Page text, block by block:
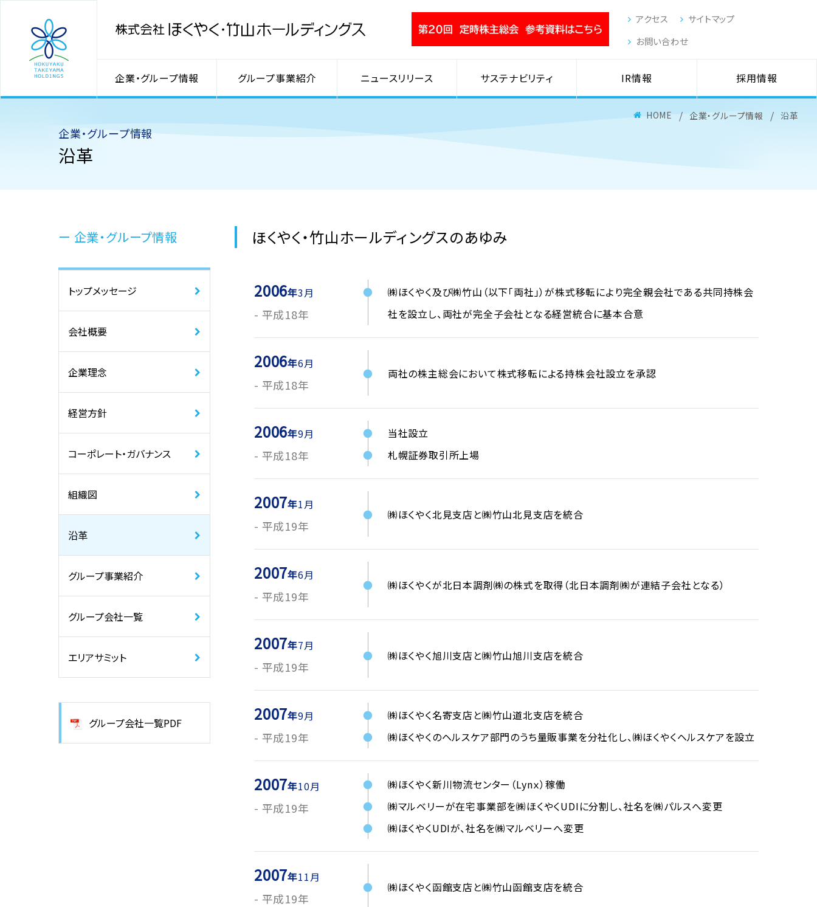
アクセス
サイトマップ
お問い合わせ
企業・グループ情報 グループ事業紹介 ニュースリリース サステナビリティ IR情報 採用情報
HOME 企業・グループ情報 沿革
企業・グループ情報
沿革
企業・グループ情報
トップメッセージ
会社概要
企業理念
経営方針
コーポレート・ガバナンス
組織図
沿革
グループ事業紹介
グループ会社一覧
エリアサミット
グループ会社一覧PDF
ほくやく・竹山ホールディングスのあゆみ
2006 3月
平成18年
㈱ほくやく及び㈱竹山（以下「両社」）が株式移転により完全親会社である共同持株会
社を設立し、両社が完全子会社となる経営統合に基本合意
2006 6月
平成18年
両社の株主総会において株式移転による持株会社設立を承認
2006 9月
平成18年
当社設立
札幌証券取引所上場
2007 1月
平成19年
㈱ほくやく北見支店と㈱竹山北見支店を統合
2007 6月
平成19年
㈱ほくやくが北日本調剤㈱の株式を取得（北日本調剤㈱が連結子会社となる）
2007 7月
平成19年
㈱ほくやく旭川支店と㈱竹山旭川支店を統合
2007 9月
平成19年
㈱ほくやく名寄支店と㈱竹山道北支店を統合
㈱ほくやくのヘルスケア部門のうち量販事業を分社化し、㈱ほくやくヘルスケアを設立
2007 10月
平成19年
㈱ほくやく新川物流センター（Lynｘ）稼働
㈱マルベリーが在宅事業部を㈱ほくやくUDIに分割し、社名を㈱パルスへ変更
㈱ほくやくUDIが、社名を㈱マルベリーへ変更
2007 11月
平成19年
㈱ほくやく函館支店と㈱竹山函館支店を統合